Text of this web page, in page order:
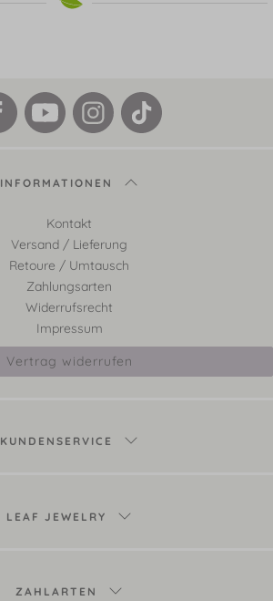
INFORMATIONEN
Kontakt
Versand / Lieferung
Retoure / Umtausch
Zahlungsarten
Widerrufsrecht
Impressum
Vertrag widerrufen
KUNDENSERVICE
LEAF JEWELRY
ZAHLARTEN